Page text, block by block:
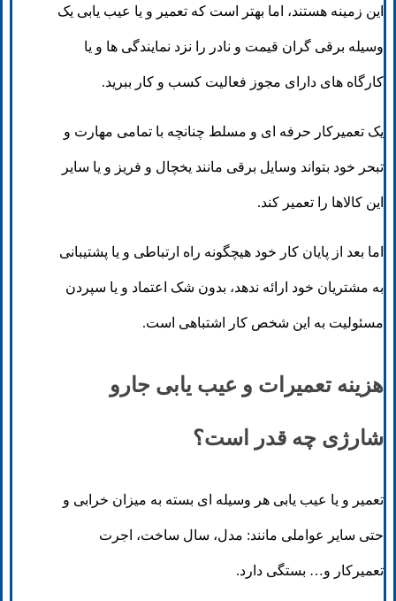
این زمینه هستند، اما بهتر است که تعمیر و یا عیب یابی یک
وسیله برقی گران قیمت و نادر را نزد نمایندگی ها و یا
کارگاه های دارای مجوز فعالیت کسب و کار ببرید.
یک تعمیرکار حرفه ای و مسلط چنانچه با تمامی مهارت و
تبحر خود بتواند وسایل برقی مانند یخچال و فریز و یا سایر
این کالاها را تعمیر کند.
اما بعد از پایان کار خود هیچگونه راه ارتباطی و یا پشتیبانی
به مشتریان خود ارائه ندهد، بدون شک اعتماد و یا سپردن
مسئولیت به این شخص کار اشتباهی است.
هزینه تعمیرات و عیب یابی جارو
شارژی چه قدر است؟
تعمیر و یا عیب یابی هر وسیله ای بسته به میزان خرابی و
حتی سایر عواملی مانند: مدل، سال ساخت، اجرت
تعمیرکار و… بستگی دارد.